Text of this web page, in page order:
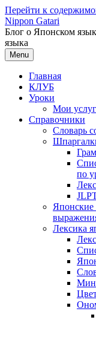
Перейти к
Nippon Gatari
Блог о Японском
языка
Menu
Главная
КЛУБ
Уроки
Мои
Справочники
Словарь
по
Японские
Лексика